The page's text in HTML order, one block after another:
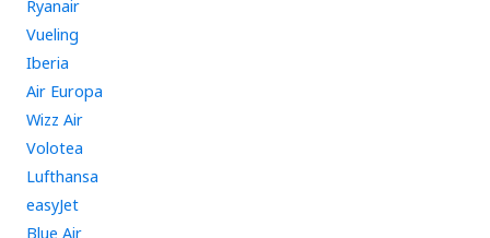
Ryanair
Vueling
Iberia
Air Europa
Wizz Air
Volotea
Lufthansa
easyJet
Blue Air